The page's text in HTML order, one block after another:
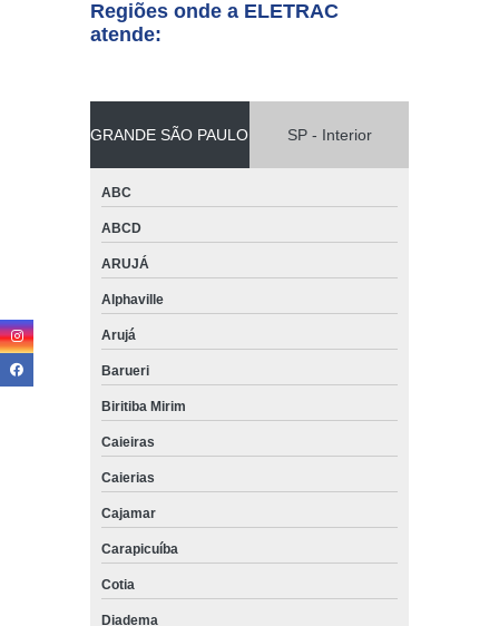
Regiões onde a ELETRAC
atende:
GRANDE SÃO PAULO SP - Interior
ABC
ABCD
ARUJÁ
Alphaville
Arujá
Barueri
Biritiba Mirim
Caieiras
Caierias
Cajamar
Carapicuíba
Cotia
Diadema